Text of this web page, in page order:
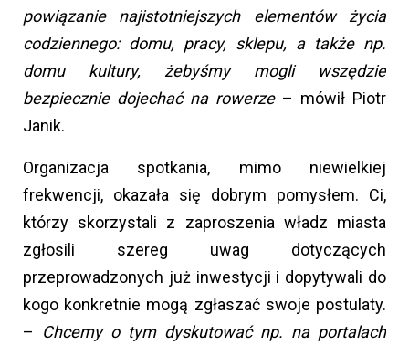
powiązanie najistotniejszych elementów życia
codziennego: domu, pracy, sklepu, a także np.
domu kultury, żebyśmy mogli wszędzie
bezpiecznie dojechać na rowerze– mówił Piotr
Janik.
Organizacja spotkania, mimo niewielkiej
frekwencji, okazała się dobrym pomysłem. Ci,
którzy skorzystali z zaproszenia władz miasta
zgłosili szereg uwag dotyczących
przeprowadzonych już inwestycji i dopytywali do
kogo konkretnie mogą zgłaszać swoje postulaty.
– Chcemy o tym dyskutować np. na portalach